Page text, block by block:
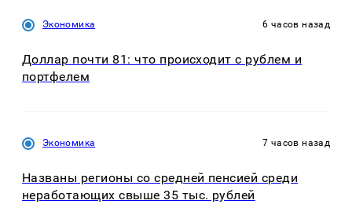
Экономика 6 часов назад
Доллар почти 81: что происходит с рублем и
портфелем
Экономика 7 часов назад
Названы регионы со средней пенсией среди
неработающих свыше 35 тыс. рублей